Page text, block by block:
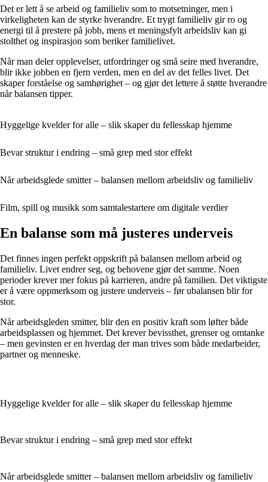
Det er lett å se arbeid og familieliv som to motsetninger, men i
virkeligheten kan de styrke hverandre. Et trygt familieliv gir ro og
energi til å prestere på jobb, mens et meningsfylt arbeidsliv kan gi
stolthet og inspirasjon som beriker familielivet.
Når man deler opplevelser, utfordringer og små seire med hverandre,
blir ikke jobben en fjern verden, men en del av det felles livet. Det
skaper forståelse og samhørighet – og gjør det lettere å støtte hverandre
når balansen tipper.
Hyggelige kvelder for alle – slik skaper du fellesskap hjemme
Bevar struktur i endring – små grep med stor effekt
Når arbeidsglede smitter – balansen mellom arbeidsliv og familieliv
Film, spill og musikk som samtalestartere om digitale verdier
En balanse som må justeres underveis
Det finnes ingen perfekt oppskrift på balansen mellom arbeid og
familieliv. Livet endrer seg, og behovene gjør det samme. Noen
perioder krever mer fokus på karrieren, andre på familien. Det viktigste
er å være oppmerksom og justere underveis – før ubalansen blir for
stor.
Når arbeidsgleden smitter, blir den en positiv kraft som løfter både
arbeidsplassen og hjemmet. Det krever bevissthet, grenser og omtanke
– men gevinsten er en hverdag der man trives som både medarbeider,
partner og menneske.
Hyggelige kvelder for alle – slik skaper du fellesskap hjemme
Bevar struktur i endring – små grep med stor effekt
Når arbeidsglede smitter – balansen mellom arbeidsliv og familieliv